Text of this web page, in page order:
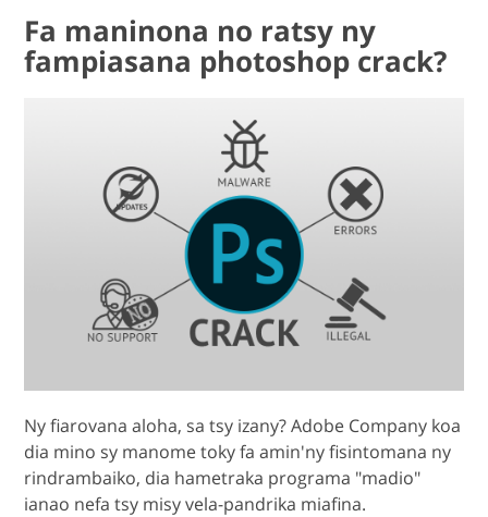
Fa maninona no ratsy ny
fampiasana photoshop crack?
Ny fiarovana aloha, sa tsy izany? Adobe Company koa
dia mino sy manome toky fa amin'ny fisintomana ny
rindrambaiko, dia hametraka programa "madio"
ianao nefa tsy misy vela-pandrika miafina.